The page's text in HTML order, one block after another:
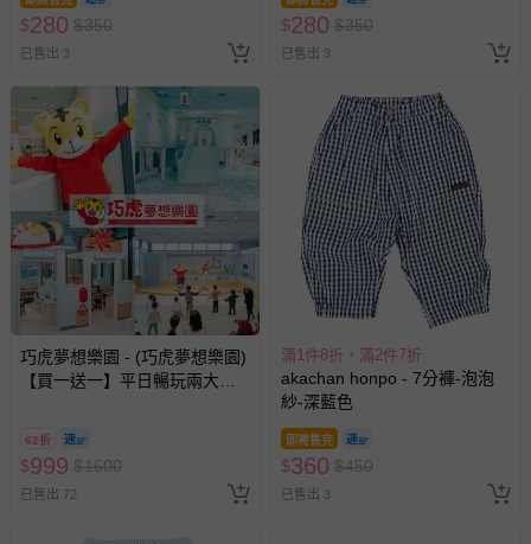
$280 $350
已售出 3
$280 $350
已售出 3
巧虎夢想樂園 - (巧虎夢想樂園)
【買一送一】平日暢玩兩大一
2026/10/16 正券逾期視同現金
券使用
62折
$999 $1600
已售出 72
滿1件8折，滿2件7折
akachan honpo - 7分褲-泡泡
紗-深藍色
即將售完
$360 $450
已售出 3